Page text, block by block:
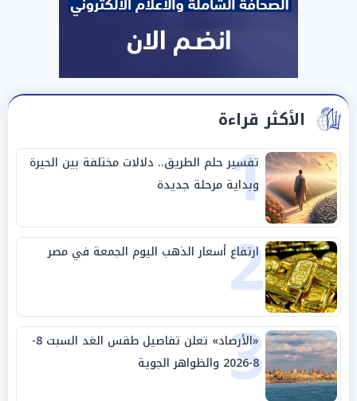
الأكثر قراءة
1
تفسير حلم الطريق.. دلالات مختلفة بين الحيرة
وبداية مرحلة جديدة
2
ارتفاع أسعار الذهب اليوم الجمعة في مصر
3
«الأرصاد» تعلن تفاصيل طقس الغد السبت 8-
8-2026 والظواهر الجوية